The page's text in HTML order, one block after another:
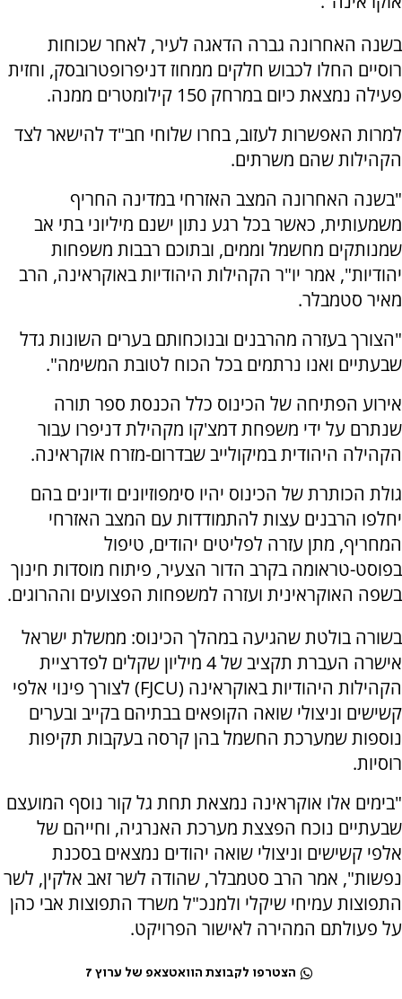
בשנה האחרונה גברה הדאגה לעיר, לאחר שכוחות
רוסיים החלו לכבוש חלקים ממחוז דניפרופטרובסק, וחזית
פעילה נמצאת כיום במרחק 150 קילומטרים ממנה.
למרות האפשרות לעזוב, בחרו שלוחי חב"ד להישאר לצד
הקהילות שהם משרתים.
"בשנה האחרונה המצב האזרחי במדינה החריף
משמעותית, כאשר בכל רגע נתון ישנם מיליוני בתי אב
שמנותקים מחשמל וממים, ובתוכם רבבות משפחות
יהודיות", אמר יו"ר הקהילות היהודיות באוקראינה, הרב
מאיר סטמבלר.
"הצורך בעזרה מהרבנים ובנוכחותם בערים השונות גדל
שבעתיים ואנו נרתמים בכל הכוח לטובת המשימה".
אירוע הפתיחה של הכינוס כלל הכנסת ספר תורה
שנתרם על ידי משפחת דמצ'קו מקהילת דניפרו עבור
הקהילה היהודית במיקולייב שבדרום-מזרח אוקראינה.
גולת הכותרת של הכינוס יהיו סימפוזיונים ודיונים בהם
יחלפו הרבנים עצות להתמודדות עם המצב האזרחי
המחריף, מתן עזרה לפליטים יהודים, טיפול
בפוסט-טראומה בקרב הדור הצעיר, פיתוח מוסדות חינוך
בשפה האוקראינית ועזרה למשפחות הפצועים וההרוגים.
בשורה בולטת שהגיעה במהלך הכינוס: ממשלת ישראל
אישרה העברת תקציב של 4 מיליון שקלים לפדרציית
הקהילות היהודיות באוקראינה (FJCU) לצורך פינוי אלפי
קשישים וניצולי שואה הקופאים בבתיהם בקייב ובערים
נוספות שמערכת החשמל בהן קרסה בעקבות תקיפות
רוסיות.
"בימים אלו אוקראינה נמצאת תחת גל קור נוסף המועצם
שבעתיים נוכח הפצצת מערכת האנרגיה, וחייהם של
אלפי קשישים וניצולי שואה יהודים נמצאים בסכנת
נפשות", אמר הרב סטמבלר, שהודה לשר זאב אלקין, לשר
התפוצות עמיחי שיקלי ולמנכ"ל משרד התפוצות אבי כהן
על פעולתם המהירה לאישור הפרויקט.
הצטרפו לקבוצת הוואטצאפ של ערוץ 7